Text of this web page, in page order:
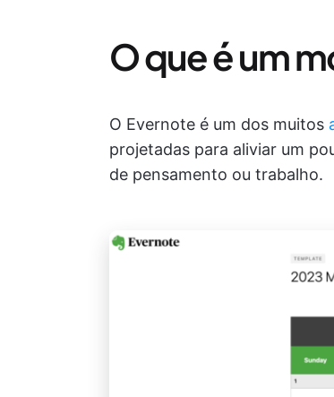
O que é um
O Evernote é um dos muitos
projetadas para aliviar um
de pensamento ou trabalho.